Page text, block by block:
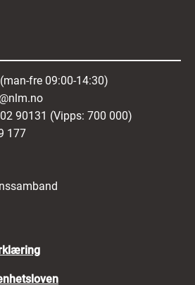
fre 09:00-14:30)
90131 (Vipps: 700 000)
177